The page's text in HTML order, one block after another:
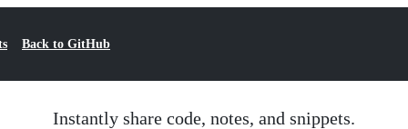
Back to GitHub
Instantly share code, notes, and snippets.